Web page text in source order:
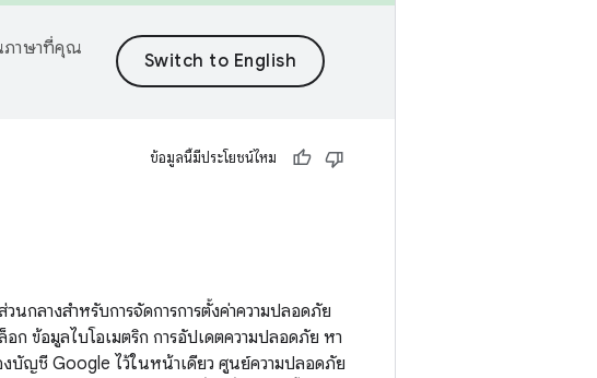
ภาษาที่คุณ
ข้อมูลนี้มีประโยชน์ไหม
กลางสำหรับการจัดการการตั้งค่าความปลอดภัย
ก ข้อมูลไบโอเมตริก การอัปเดตความปลอดภัย หา
ญชี Google ไว้ในหน้าเดียว ศูนย์ความปลอดภัย